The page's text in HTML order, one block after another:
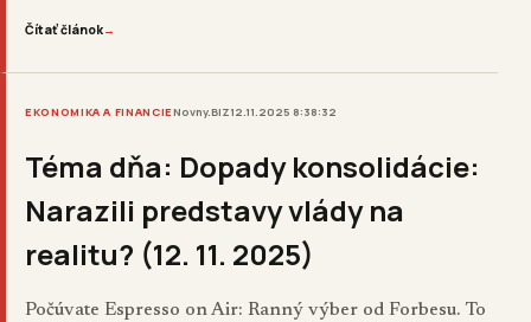
Čítať článok→
EKONOMIKA A FINANCIENovny.BIZ12.11.2025 8:38:32
Téma dňa: Dopady konsolidácie:
Narazili predstavy vlády na
realitu? (12. 11. 2025)
Počúvate Espresso on Air: Ranný výber od Forbesu. To